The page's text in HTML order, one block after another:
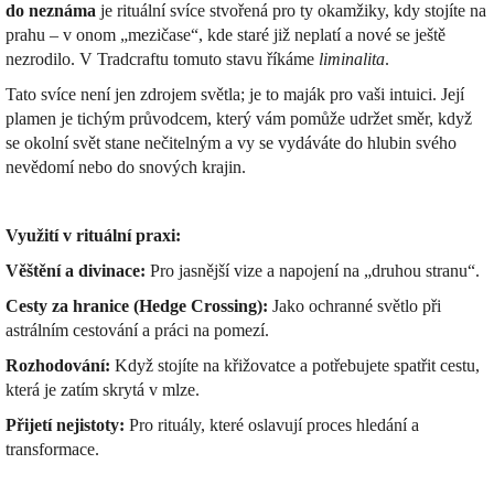
do neznáma je rituální svíce stvořená pro ty okamžiky, kdy stojíte na
prahu – v onom „mezičase“, kde staré již neplatí a nové se ještě
nezrodilo. V Tradcraftu tomuto stavu říkáme liminalita.
Tato svíce není jen zdrojem světla; je to maják pro vaši intuici. Její
plamen je tichým průvodcem, který vám pomůže udržet směr, když
se okolní svět stane nečitelným a vy se vydáváte do hlubin svého
nevědomí nebo do snových krajin.
Využití v rituální praxi:
Věštění a divinace: Pro jasnější vize a napojení na „druhou stranu“.
Cesty za hranice (Hedge Crossing): Jako ochranné světlo při
astrálním cestování a práci na pomezí.
Rozhodování: Když stojíte na křižovatce a potřebujete spatřit cestu,
která je zatím skrytá v mlze.
Přijetí nejistoty: Pro rituály, které oslavují proces hledání a
transformace.